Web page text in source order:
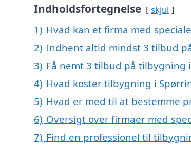
Indholdsfortegnelse skjul
1) Hvad kan et firma med
2) Indhent altid mindst 3 tilbud
3) Få nemt 3 tilbud på
4) Hvad koster tilbygning i
5) Hvad er med til at bestemme
6) Oversigt over firmaer med
7) Find en professionel til